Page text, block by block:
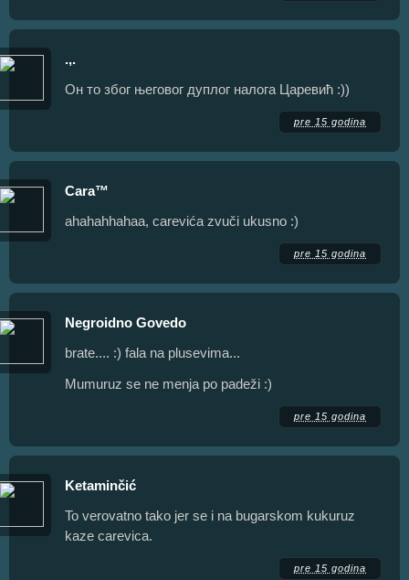
.,.
Он то због његовог дуплог налога Царевић :))
pre 15 godina
Cara™
ahahahhahaa, carevića zvuči ukusno :)
pre 15 godina
Negroidno Govedo
brate.... :) fala na plusevima...
Mumuruz se ne menja po padeži :)
pre 15 godina
Ketaminčić
To verovatno tako jer se i na bugarskom kukuruz
kaze carevica.
pre 15 godina